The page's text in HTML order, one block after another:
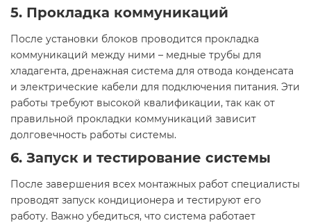
5. Прокладка коммуникаций
После установки блоков проводится прокладка
коммуникаций между ними – медные трубы для
хладагента, дренажная система для отвода конденсата
и электрические кабели для подключения питания. Эти
работы требуют высокой квалификации, так как от
правильной прокладки коммуникаций зависит
долговечность работы системы.
6. Запуск и тестирование системы
После завершения всех монтажных работ специалисты
проводят запуск кондиционера и тестируют его
работу. Важно убедиться, что система работает